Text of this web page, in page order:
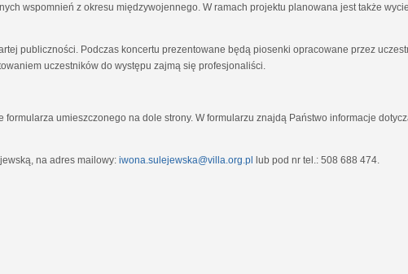
wspomnień z okresu międzywojennego. W ramach projektu planowana jest także
publiczności. Podczas koncertu prezentowane będą piosenki opracowane przez
uczestników do występu zajmą się profesjonaliści.
umieszczonego na dole strony. W formularzu znajdą Państwo informacje
na adres mailowy: iwona.sulejewska@villa.org.pl lub pod nr tel.: 508 688 474.